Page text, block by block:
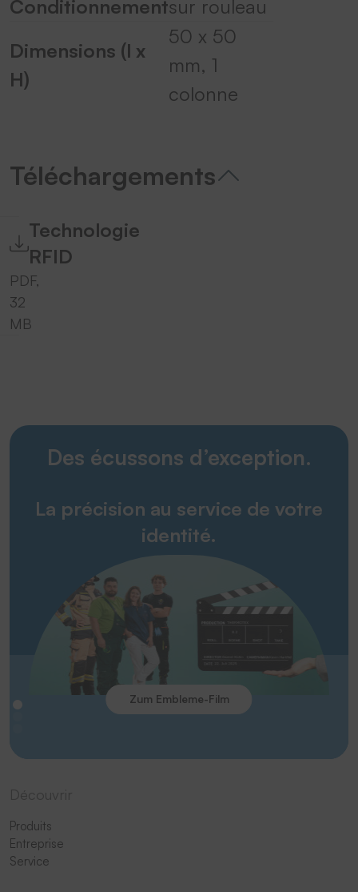
Conditionnementsur rouleau
Dimensions (l x
H)
50 x 50
mm, 1
colonne
Téléchargements
Technologie
RFID
PDF,
32
MB
Des écussons d’exception.
La précision au service de votre
identité.
Zum Embleme-Film
Produits
Entreprise
Service